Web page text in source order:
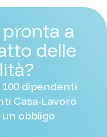
a
delle
dipendenti
Casa-Lavoro
un obbligo